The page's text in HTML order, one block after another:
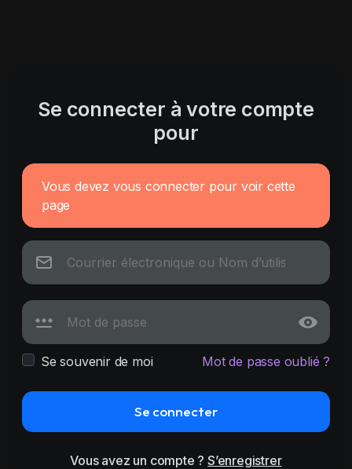
Se connecter à votre compte
pour
Vous devez vous connecter pour voir cette
page
Se souvenir de moi Mot de passe oublié ?
Se connecter
Vous avez un compte ?S’enregistrer